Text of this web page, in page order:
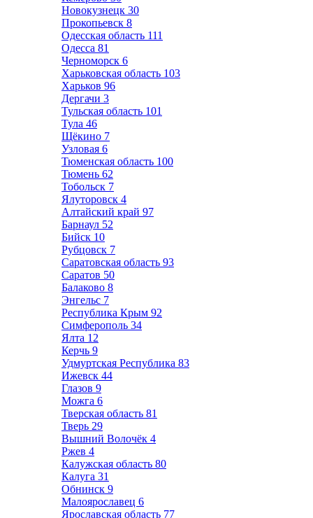
Новокузнецк 30
Прокопьевск 8
Одесская область 111
Одесса 81
Черноморск 6
Харьковская область 103
Харьков 96
Дергачи 3
Тульская область 101
Тула 46
Щёкино 7
Узловая 6
Тюменская область 100
Тюмень 62
Тобольск 7
Ялуторовск 4
Алтайский край 97
Барнаул 52
Бийск 10
Рубцовск 7
Саратовская область 93
Саратов 50
Балаково 8
Энгельс 7
Республика Крым 92
Симферополь 34
Ялта 12
Керчь 9
Удмуртская Республика 83
Ижевск 44
Глазов 9
Можга 6
Тверская область 81
Тверь 29
Вышний Волочёк 4
Ржев 4
Калужская область 80
Калуга 31
Обнинск 9
Малоярославец 6
Ярославская область 77